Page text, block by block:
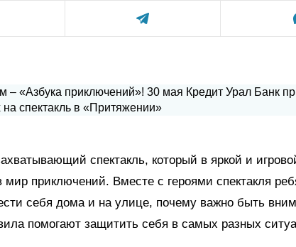
спектакль, который в яркой и
мир приключений. Вместе с героями спектакля
себя дома и на улице, почему важно быть
помогают защитить себя в самых разных